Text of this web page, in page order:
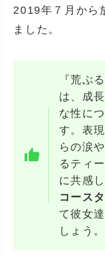
2019年７月から
ました。
『荒ぶ
は、成
な性に
す。表
らの涙
るティ
に共感
コース
て彼女
しょう。